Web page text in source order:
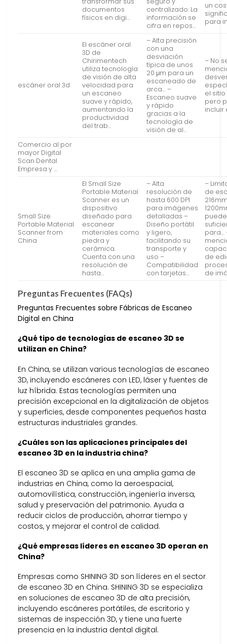
documentos
físicos en digi…
centralizado: La
información se
cifra en repos…
un
para
escáner oral 3d
El escáner oral
3D de
Chirimentech
utiliza tecnología
de visión de alta
velocidad para
un escaneo
suave y rápido,
aumentando la
productividad
del trab…
– Alta precisión
con una
desviación
típica de unos
20 μm para un
escaneado de
arca… –
Escaneo suave
y rápido
gracias a la
tecnología de
visión de al…
– No
el
pero
incluir
Comercio al por
mayor Digital
Scan Dental
Empresa y …
Small Size
Portable Material
Scanner from
China
El Small Size
Portable Material
Scanner es un
dispositivo
diseñado para
escanear
materiales como
piedra y
cerámica.
Cuenta con una
resolución de
hasta…
– Alta
resolución de
hasta 600 DPI
para imágenes
detalladas –
Diseño portátil
y ligero,
facilitando su
transporte y
uso –
Compatibilidad
con tarjetas…
–
de
para…
de
de
Preguntas Frecuentes (FAQs)
Preguntas Frecuentes sobre Fábricas de Escaneo
Digital en China
¿Qué tipo de tecnologías de escaneo 3D se
utilizan en China?
En China, se utilizan various tecnologías de escaneo
3D, incluyendo escáneres con LED, láser y fuentes de
luz híbrida. Estas tecnologías permiten una
precisión excepcional en la digitalización de objetos
y superficies, desde componentes pequeños hasta
estructuras industriales grandes.
¿Cuáles son las aplicaciones principales del
escaneo 3D en la industria china?
El escaneo 3D se aplica en una amplia gama de
industrias en China, como la aeroespacial,
automovilística, construcción, ingeniería inversa,
salud y preservación del patrimonio. Ayuda a
reducir ciclos de producción, ahorrar tiempo y
costos, y mejorar el control de calidad.
¿Qué empresas líderes en escaneo 3D operan en
China?
Empresas como SHINING 3D son líderes en el sector
de escaneo 3D en China. SHINING 3D se especializa
en soluciones de escaneo 3D de alta precisión,
incluyendo escáneres portátiles, de escritorio y
sistemas de inspección 3D, y tiene una fuerte
presencia en la industria dental digital.